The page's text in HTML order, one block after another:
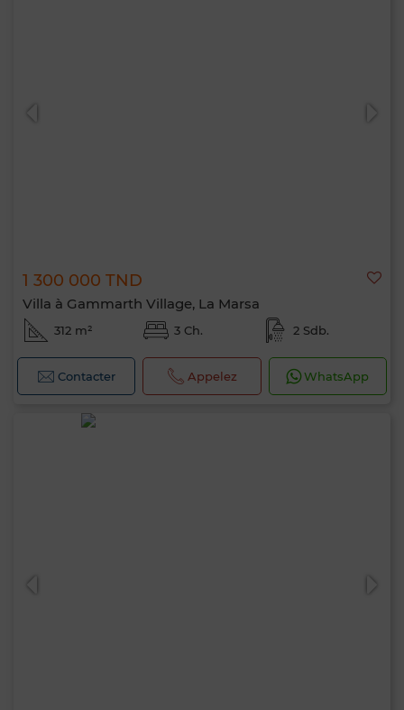
1 300 000 TND
Villa à Gammarth Village, La Marsa
312 m² 3 Ch. 2 Sdb.
Contacter Appelez WhatsApp